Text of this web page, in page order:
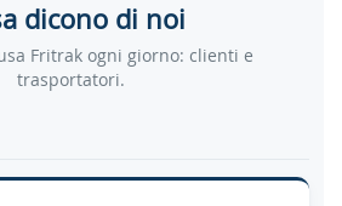
dicono di noi
Fritrak ogni giorno: clienti e
trasportatori.